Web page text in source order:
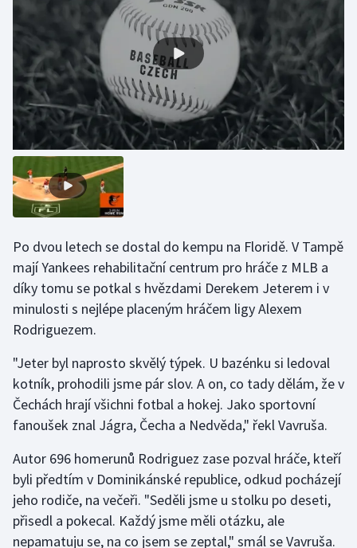
Ragby
Rychlobruslení
Rychlostní kanoistika
Short track
Sportovní střelba
Stolní tenis
Triatlon
Veslování
Vodní slalom
Volejbal
Ostatní
Po dvou letech se dostal do kempu na Floridě. V Tampě
mají Yankees rehabilitační centrum pro hráče z MLB a
díky tomu se potkal s hvězdami Derekem Jeterem i v
minulosti s nejlépe placeným hráčem ligy Alexem
Rodriguezem.
"Jeter byl naprosto skvělý týpek. U bazénku si ledoval
kotník, prohodili jsme pár slov. A on, co tady dělám, že v
Čechách hrají všichni fotbal a hokej. Jako sportovní
fanoušek znal Jágra, Čecha a Nedvěda," řekl Vavruša.
Autor 696 homerunů Rodriguez zase pozval hráče, kteří
byli předtím v Dominikánské republice, odkud pocházejí
jeho rodiče, na večeři. "Seděli jsme u stolku po deseti,
přisedl a pokecal. Každý jsme měli otázku, ale
nepamatuju se, na co jsem se zeptal," smál se Vavruša.